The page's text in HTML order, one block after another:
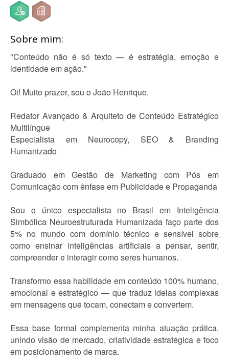
Sobre mim:
"Conteúdo não é só texto — é estratégia, emoção e
identidade em ação."
Oi! Muito prazer, sou o João Henrique.
Redator Avançado & Arquiteto de Conteúdo Estratégico
Multilíngue
Especialista em Neurocopy, SEO & Branding
Humanizado
Graduado em Gestão de Marketing com Pós em
Comunicação com ênfase em Publicidade e Propaganda
Sou o único especialista no Brasil em Inteligência
Simbólica Neuroestruturada Humanizada faço parte dos
5% no mundo com domínio técnico e sensível sobre
como ensinar inteligências artificiais a pensar, sentir,
compreender e interagir como seres humanos.
Transformo essa habilidade em conteúdo 100% humano,
emocional e estratégico — que traduz ideias complexas
em mensagens que tocam, conectam e convertem.
Essa base formal complementa minha atuação prática,
unindo visão de mercado, criatividade estratégica e foco
em posicionamento de marca.